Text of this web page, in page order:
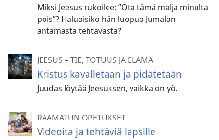
Miksi Jeesus rukoilee: ”Ota tämä malja minulta
pois”? Haluaisiko hän luopua Jumalan
antamasta tehtävästä?
JEESUS – TIE, TOTUUS JA ELÄMÄ
Kristus kavalletaan ja pidätetään
Juudas löytää Jeesuksen, vaikka on yö.
RAAMATUN OPETUKSET
Videoita ja tehtäviä lapsille